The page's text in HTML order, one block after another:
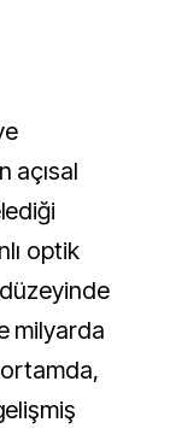
açısal
optik
milyarda